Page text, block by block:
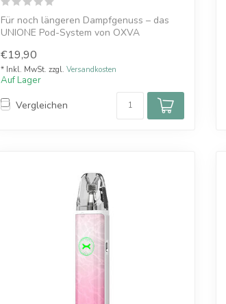
Für noch längeren Dampfgenuss – das
UNIONE Pod-System von OXVA
€19,90
* Inkl. MwSt. zzgl. Versandkosten
Auf Lager
Vergleichen